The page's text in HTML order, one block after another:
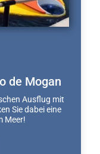
de Mogan
Ausflug mit
Sie dabei eine
Meer!